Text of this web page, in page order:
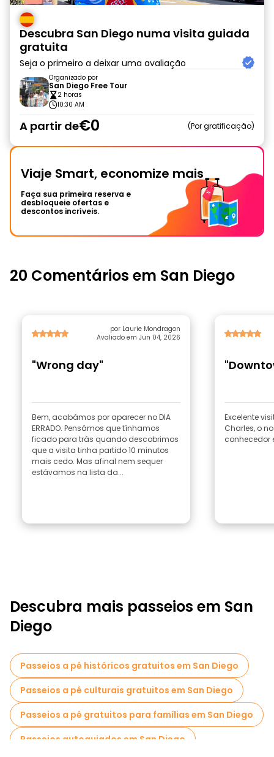
Descubra San Diego numa visita guiada
gratuita
Seja o primeiro a deixar uma avaliação
Organizado por
San Diego Free Tour
2 horas
10:30 AM
A partir de€0 Por gratificação
Viaje Smart, economize mais
Faça sua primeira reserva e
desbloqueie ofertas e
descontos incríveis.
20 Comentários em San Diego
por Laurie Mondragon
Avaliado em Jun 04, 2026
"Wrong day"
Bem, acabámos por aparecer no DIA
ERRADO. Pensámos que tínhamos
ficado para trás quando descobrimos
que a visita tinha partido 10 minutos
mais cedo. Mas afinal nem sequer
estávamos na lista da...
Excelente
Charles, o
conhecedor
Descubra mais passeios em San
Diego
Passeios a pé históricos gratuitos em San Diego
Passeios a pé culturais gratuitos em San Diego
Passeios a pé gratuitos para famílias em San Diego
Passeios autoguiados em San Diego